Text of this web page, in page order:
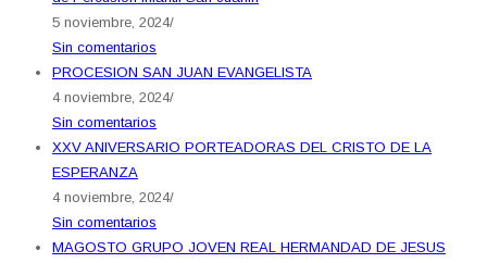
5 noviembre, 2024/
Sin comentarios
PROCESION SAN JUAN EVANGELISTA
4 noviembre, 2024/
Sin comentarios
XXV ANIVERSARIO PORTEADORAS DEL CRISTO DE LA
ESPERANZA
4 noviembre, 2024/
Sin comentarios
MAGOSTO GRUPO JOVEN REAL HERMANDAD DE JESUS